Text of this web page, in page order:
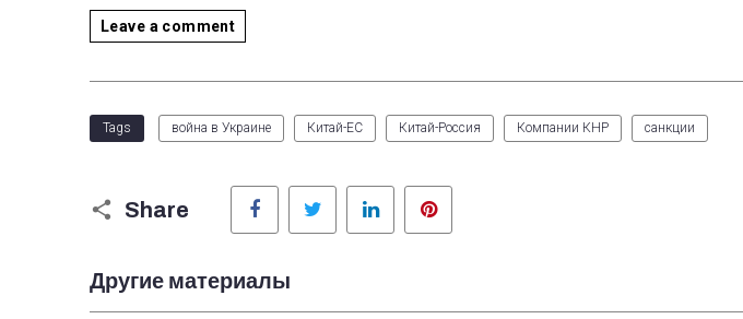
Leave a comment
Tags война в Украине Китай-ЕС Китай-Россия Компании КНР санкции
Share
Facebook Twitter LinkedIn
Другие материалы